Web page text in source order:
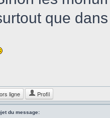
que
ligne Profil
du message: